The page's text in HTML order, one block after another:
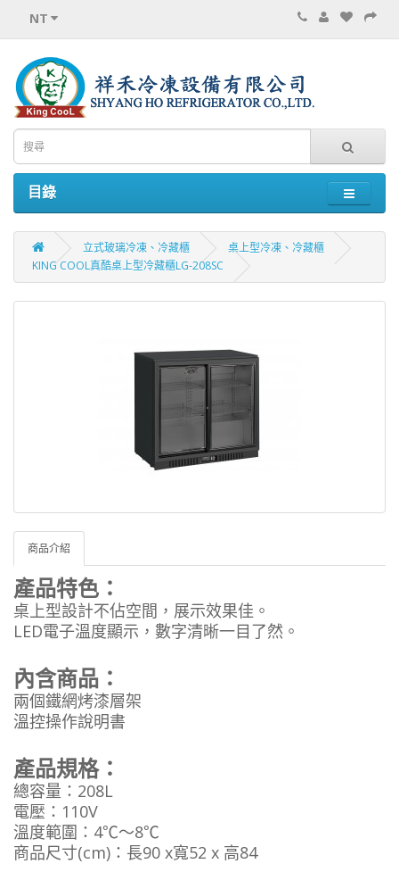
NT
目錄
立式玻璃冷凍、冷藏櫃
桌上型冷凍、冷藏櫃
KING COOL真酷桌上型冷藏櫃LG-208SC
商品介紹
產品特色：
桌上型設計不佔空間，展示效果佳。
LED電子溫度顯示，數字清晰一目了然。
內含商品：
兩個鐵網烤漆層架
溫控操作說明書
產品規格：
總容量：208L
電壓：110V
溫度範圍：4℃～8℃
商品尺寸(cm)：長90 x寬52 x 高84